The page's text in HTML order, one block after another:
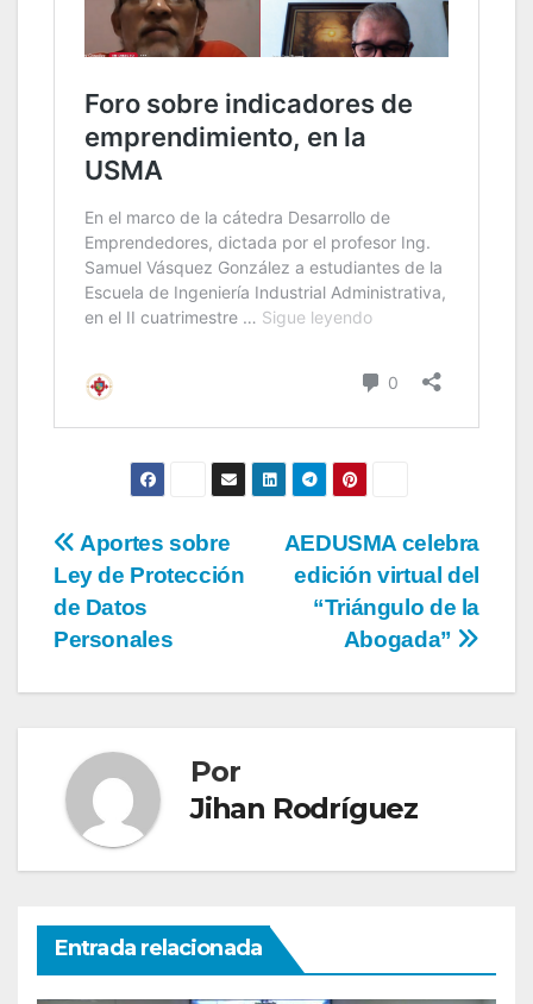
AEDUSMA celebra
edición virtual del
“Triángulo de la
Abogada”
Aportes sobre
Ley de Protección
de Datos
Personales
Por
Jihan Rodríguez
Entrada relacionada